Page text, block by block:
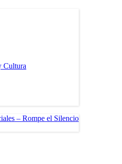
Cultura
– Rompe el Silencio